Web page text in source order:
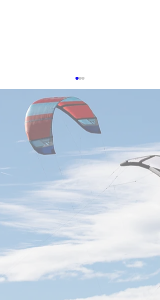
合気道 あなたも出来る！
一日100回の素振りトレー
ニング - 白川竜次 師範